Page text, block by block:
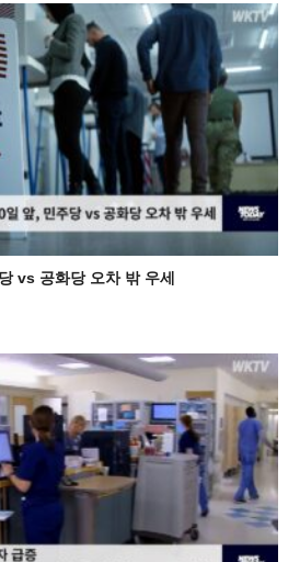
vs 공화당 오차 밖 우세